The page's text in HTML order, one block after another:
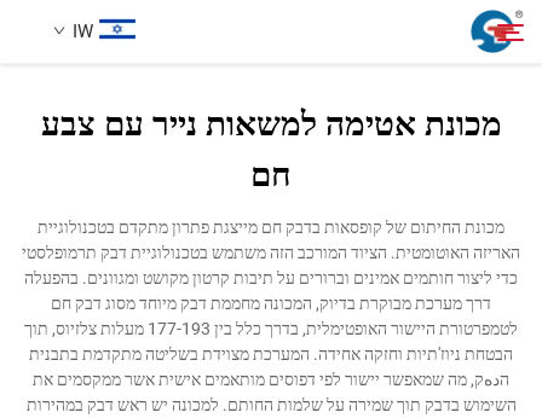
IW
מוצרים
מקרה עיצוב
שירות
מכונת אטימה למשאות נייר עם צבע
חם
מכונת החיתום של קופסאות בדבק חם מייצגת פתרון מתקדם בטכנולוגיית
האריזה האוטומטית. הציוד המורכב הזה משתמש בטכנולוגיית דבק תרמופלסטי
כדי ליצור חותמים אמינים וברורים על תיבות קרטון מקושט ומגוונים. בהפעלה
דרך מערכת מבוקרת בדיוק, המכונה מחממת דבק מיוחד מסוג דבק חם
לטמפרטורת היישור האופטימלית, בדרך כלל בין 177-193 מעלות צלזיוס, תוך
הבטחת ניוז'תיות וחזקה אחידה. המערכת מצוידת בשליטה מתקדמת בתבנית
הدهק, מה שמאפשר יישור לפי דפוסים מותאמים אישית אשר ממקסמים את
השימוש בדבק תוך שמירה על שלמות החותם. למכונה יש ראש דבק במהירות